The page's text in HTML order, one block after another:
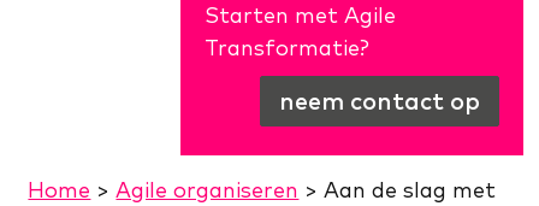
Home >Agile organiseren >Aan de slag met
Starten met Agile
Transformatie?
neem contact op